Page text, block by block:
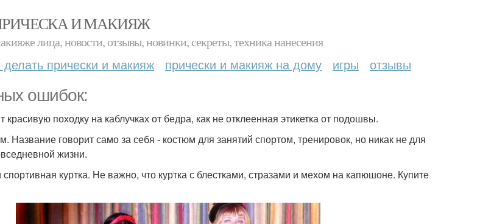
И МАКИЯЖ
лица, новости, отзывы, новинки, секреты, техника нанесения
делать прически и макияж прически и макияж на дому игры отзывы
ошибок:
красивую походку на каблучках от бедра, как не отклеенная этикетка от подошвы.
Название говорит само за себя - костюм для занятий спортом, тренировок, но никак не для
жизни.
куртка. Не важно, что куртка с блестками, стразами и мехом на капюшоне. Купите